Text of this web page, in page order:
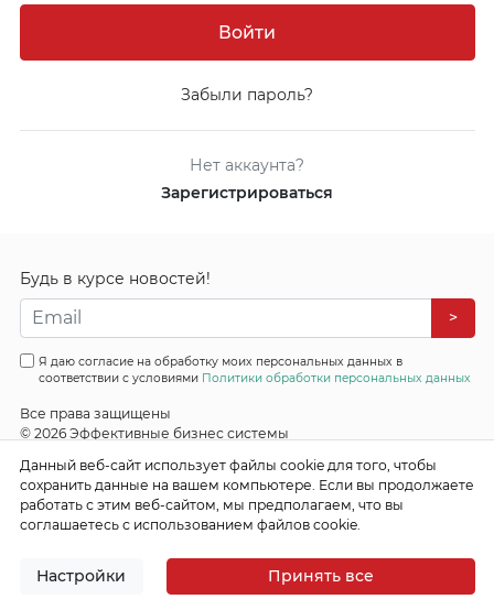
Забыли пароль?
Нет аккаунта?
Зарегистрироваться
Будь в курсе новостей!
>
Я даю согласие на обработку моих персональных данных в
соответствии с условиями Политики обработки персональных данных
Все права защищены
© 2026 Эффективные бизнес системы
Данный веб-сайт использует файлы cookie для того, чтобы
сохранить данные на вашем компьютере. Если вы продолжаете
работать с этим веб-сайтом, мы предполагаем, что вы
соглашаетесь с использованием файлов cookie.
Настройки Принять все